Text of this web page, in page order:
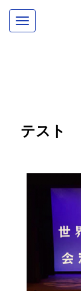
テスト